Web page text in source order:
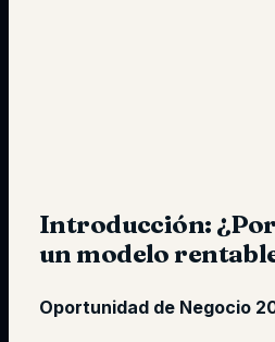
Introducción:
un modelo
Oportunidad de Negocio